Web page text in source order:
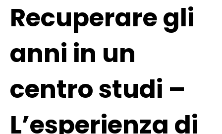
Recuperare gli
anni in un
centro studi –
L’esperienza di